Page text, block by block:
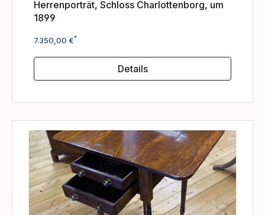
Herrenporträt, Schloss Charlottenborg, um
1899
Regulärer Preis:
7.350,00 €*
Details